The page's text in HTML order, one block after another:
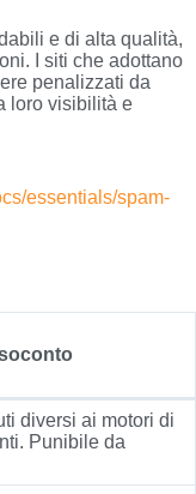
e di alta qualità,
I siti che adottano
penalizzati da
loro visibilità e
essentials/spam-
diversi ai motori di
Punibile da